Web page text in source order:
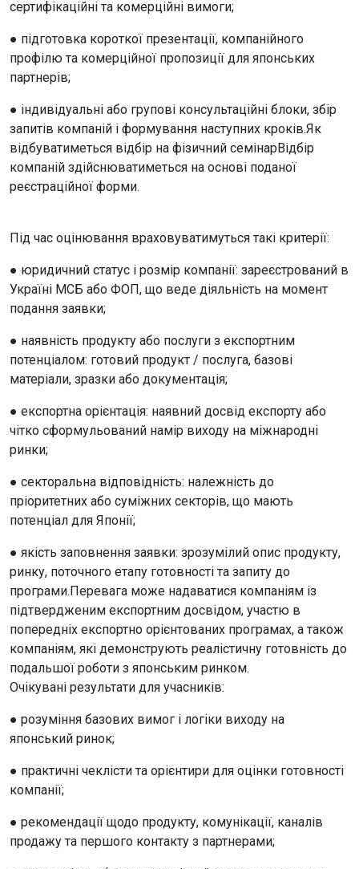
сертифікаційні та комерційні вимоги;
● підготовка короткої презентації, компанійного
профілю та комерційної пропозиції для японських
партнерів;
● індивідуальні або групові консультаційні блоки, збір
запитів компаній і формування наступних кроків.Як
відбуватиметься відбір на фізичний семінарВідбір
компаній здійснюватиметься на основі поданої
реєстраційної форми.
Під час оцінювання враховуватимуться такі критерії:
● юридичний статус і розмір компанії: зареєстрований в
Україні МСБ або ФОП, що веде діяльність на момент
подання заявки;
● наявність продукту або послуги з експортним
потенціалом: готовий продукт / послуга, базові
матеріали, зразки або документація;
● експортна орієнтація: наявний досвід експорту або
чітко сформульований намір виходу на міжнародні
ринки;
● секторальна відповідність: належність до
пріоритетних або суміжних секторів, що мають
потенціал для Японії;
● якість заповнення заявки: зрозумілий опис продукту,
ринку, поточного етапу готовності та запиту до
програми.Перевага може надаватися компаніям із
підтвердженим експортним досвідом, участю в
попередніх експортно орієнтованих програмах, а також
компаніям, які демонструють реалістичну готовність до
подальшої роботи з японським ринком.
Очікувані результати для учасників:
● розуміння базових вимог і логіки виходу на
японський ринок;
● практичні чеклісти та орієнтири для оцінки готовності
компанії;
● рекомендації щодо продукту, комунікації, каналів
продажу та першого контакту з партнерами;